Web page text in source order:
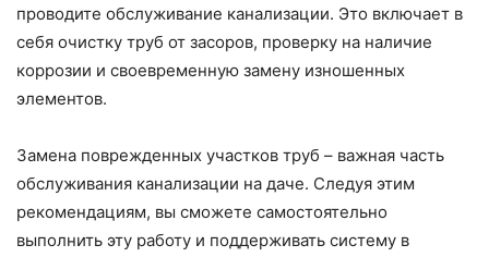
проводите обслуживание канализации. Это включает в
себя очистку труб от засоров, проверку на наличие
коррозии и своевременную замену изношенных
элементов.
Замена поврежденных участков труб – важная часть
обслуживания канализации на даче. Следуя этим
рекомендациям, вы сможете самостоятельно
выполнить эту работу и поддерживать систему в